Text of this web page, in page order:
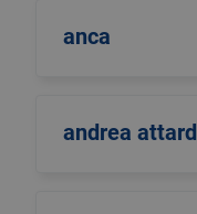
anca
andrea attard